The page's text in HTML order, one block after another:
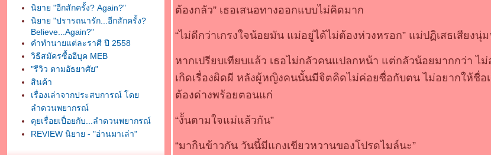
นิยาย "อีกสักครั้ง? Again?"
นิยาย "ปรารถนารัก...อีกสักครั้ง?
Believe...Again?"
คำทำนายแต่ละราศี ปี 2558
วิธีสมัครซื้ออีบุค MEB
"รีวิว ตามอัธยาศัย"
สินค้า
เรื่องเล่าจากประสบการณ์ โด
ลำดวนพยากรณ์
คุยเรื่อยเปื่อยกับ...ลำดวนพยากรณ์
REVIEW นิยาย - "อ่านมาเล่า"
ต้องกลัว” เธอเสนอทางออกแบบไม่คิดมาก
“ไม่ดีกว่าเกรงใจน้อยมัน แม่อยู่ได้ไม่ต้องห่วงหรอก” แม่ปฏิเสธเสียงนุ่
หากเปรียบเทียบแล้ว เธอไม่กลัวคนแปลกหน้า แต่กลัวน้อยมากกว่า ไม่
เกิดเรื่องผิดผี หลังผู้หญิงคนนั้นมีจิตคิดไม่ค่อยซื่อกับตน ไม่อยากให้ชื่อ
ต้องด่างพร้อยตอนแก่
“งั้นตามใจแม่แล้วกัน”
“มากินข้าวกัน วันนี้มีแกงเขียวหวานของโปรดไมล์นะ”